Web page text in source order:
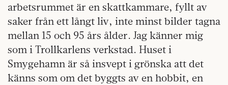
arbetsrummet är en skattkammare, fyllt av
saker från ett långt liv, inte minst bilder tagna
mellan 15 och 95 års ålder. Jag känner mig
som i Trollkarlens verkstad. Huset i
Smygehamn är så insvept i grönska att det
känns som om det byggts av en hobbit, en